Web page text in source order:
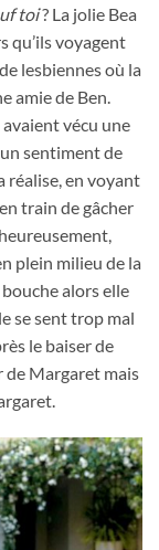
qu'elle désire
toi? La jolie Bea
qu’ils voyagent
lesbiennes où la
amie de Ben.
vécu une
sentiment de
réalise, en voyant
train de gâcher
plein milieu de la
alors elle
se sent trop mal
le baiser de
de Margaret mais